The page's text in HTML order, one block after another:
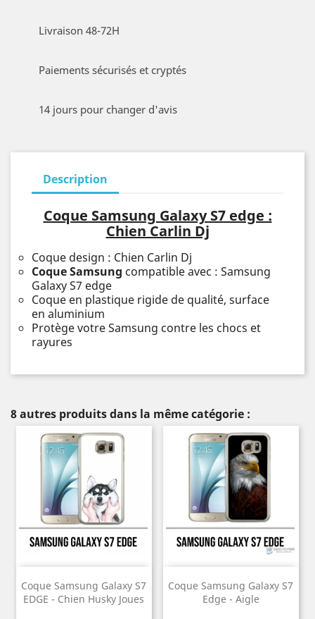
Livraison 48-72H
Paiements sécurisés et cryptés
14 jours pour changer d'avis
Description
Coque Samsung Galaxy S7 edge :
Chien Carlin Dj
Coque design : Chien Carlin Dj
Coque Samsung compatible avec : Samsung
Galaxy S7 edge
Coque en plastique rigide de qualité, surface
en aluminium
Protège votre Samsung contre les chocs et
rayures
8 autres produits dans la même catégorie :
Coque Samsung Galaxy S7
EDGE - Chien Husky Joues
Coque Samsung Galaxy S7
Edge - Aigle